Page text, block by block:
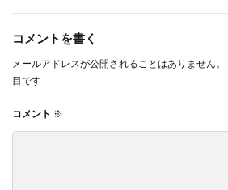
コメントを書く
メールアドレスが公開されることはありません。
目です
コメント ※